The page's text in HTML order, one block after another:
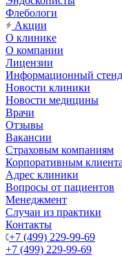
Флебологи
Акции
О клинике
О компании
Лицензии
Информационный
Новости клиники
Новости медицины
Врачи
Отзывы
Вакансии
Страховым компаниям
Корпоративным
Адрес клиники
Вопросы от пациентов
Менеджмент
Случаи из практики
Контакты
+7 (499) 229-99-69
+7 (499) 229-99-69